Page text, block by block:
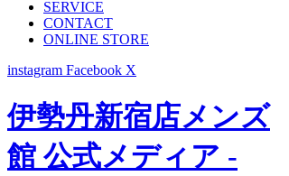
SERVICE
CONTACT
ONLINE STORE
instagram Facebook X
伊勢丹新宿店メンズ
館 公式メディア -